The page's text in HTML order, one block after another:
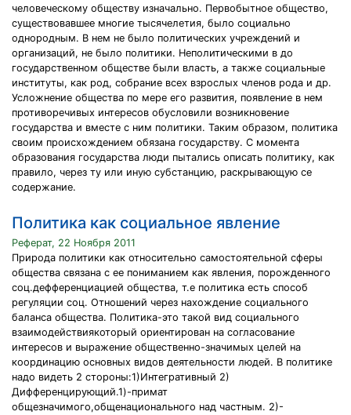
человеческому обществу изначально. Первобытное общество,
существовавшее многие тысячелетия, было социально
однородным. В нем не было политических учреждений и
организаций, не было политики. Неполитическими в до
государственном обществе были власть, а также социальные
институты, как род, собрание всех взрослых членов рода и др.
Усложнение общества по мере его развития, появление в нем
противоречивых интересов обусловили возникновение
государства и вместе с ним политики. Таким образом, политика
своим происхождением обязана государству. С момента
образования государства люди пытались описать политику, как
правило, через ту или иную субстанцию, раскрывающую се
содержание.
Политика как социальное явление
Реферат, 22 Ноября 2011
Природа политики как относительно самостоятельной сферы
общества связана с ее пониманием как явления, порожденного
соц.дефференциацией общества, т.е политика есть способ
регуляции соц. Отношений через нахождение социального
баланса общества. Политика-это такой вид социального
взаимодействиякоторый ориентирован на согласование
интересов и выражение общественно-значимых целей на
координацию основных видов деятельности людей. В политике
надо видеть 2 стороны:1)Интегративный 2)
Дифференцирующий.1)-примат
общезначимого,общенационального над частным. 2)-